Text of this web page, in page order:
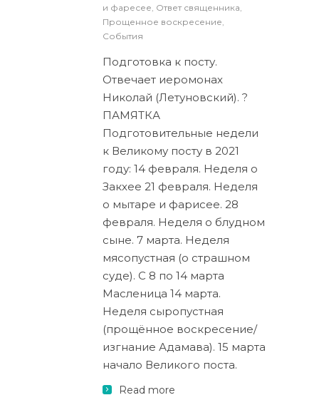
и фаресее Ответ священника
Прощенное воскресение
События
Подготовка к посту.
Отвечает иеромонах
Николай (Летуновский). ?
ПАМЯТКА
Подготовительные недели
к Великому посту в 2021
году: 14 февраля. Неделя о
Закхее 21 февраля. Неделя
о мытаре и фарисее. 28
февраля. Неделя о блудном
сыне. 7 марта. Неделя
мясопустная (о страшном
суде). С 8 по 14 марта
Масленица 14 марта.
Неделя сыропустная
(прощённое воскресение/
изгнание Адамава). 15 марта
начало Великого поста.
Read more